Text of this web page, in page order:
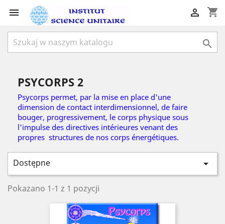
 shopping_cart


PSYCORPS 2
Psycorps permet, par la mise en place d'une
dimension de contact interdimensionnel, de faire
bouger, progressivement, le corps physique sous
l'impulse des directives intérieures venant des
propres structures de nos corps énergétiques.
Dostępne 
Pokazano 1-1 z 1 pozycji